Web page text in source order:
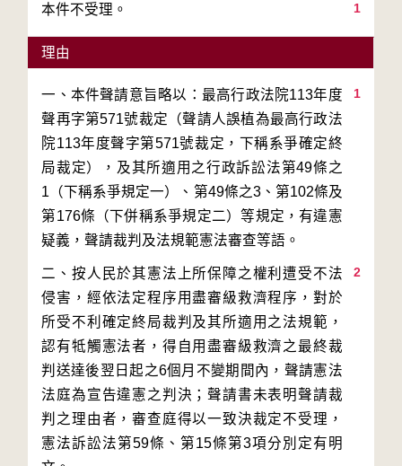
1
本件不受理。
理由
1
一、本件聲請意旨略以：最高行政法院113年度
聲再字第571號裁定（聲請人誤植為最高行政法
院113年度聲字第571號裁定，下稱系爭確定終
局裁定），及其所適用之行政訴訟法第49條之
1（下稱系爭規定一）、第49條之3、第102條及
第176條（下併稱系爭規定二）等規定，有違憲
2
二、按人民於其憲法上所保障之權利遭受不法
侵害，經依法定程序用盡審級救濟程序，對於
所受不利確定終局裁判及其所適用之法規範，
認有牴觸憲法者，得自用盡審級救濟之最終裁
判送達後翌日起之6個月不變期間內，聲請憲法
法庭為宣告違憲之判決；聲請書未表明聲請裁
判之理由者，審查庭得以一致決裁定不受理，
憲法訴訟法第59條、第15條第3項分別定有明